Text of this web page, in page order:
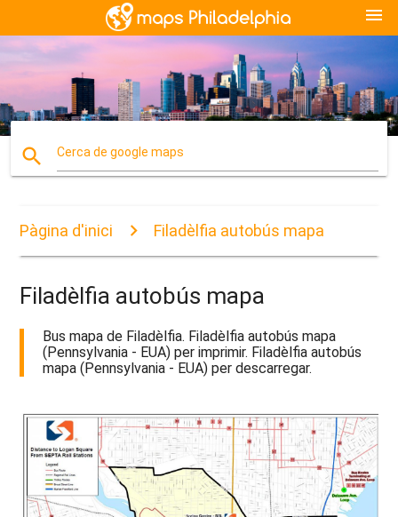
menu
search Cerca de google maps
Pàgina d'inici Filadèlfia autobús mapa
Filadèlfia autobús mapa
Bus mapa de Filadèlfia. Filadèlfia autobús mapa
(Pennsylvania - EUA) per imprimir. Filadèlfia autobús
mapa (Pennsylvania - EUA) per descarregar.